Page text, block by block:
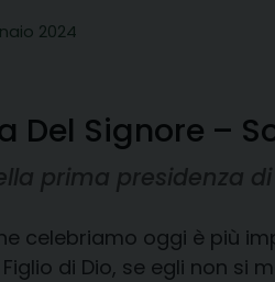
2024
Del Signore –
prima presidenza
celebriamo oggi è più
di Dio, se egli non si